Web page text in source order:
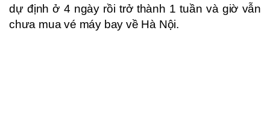
dự định ở 4 ngày rồi trở thành 1 tuần và giờ vẫn
chưa mua vé máy bay về Hà Nội.